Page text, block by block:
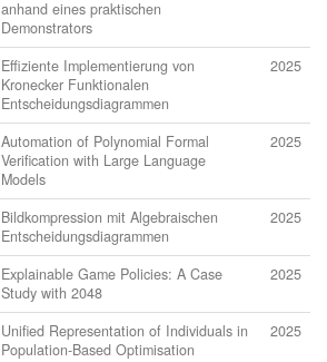
anhand eines praktischen
Demonstrators
Effiziente Implementierung von
Kronecker Funktionalen
Entscheidungsdiagrammen
2025
Automation of Polynomial Formal
Verification with Large Language
Models
2025
Bildkompression mit Algebraischen
Entscheidungsdiagrammen
2025
Explainable Game Policies: A Case
Study with 2048
2025
Unified Representation of Individuals in
Population-Based Optimisation
2025